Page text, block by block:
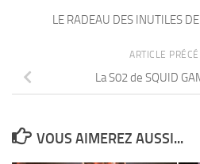
LE RADEAU DES INUTILES
ARTICLE
La S02 de SQUID
VOUS AIMEREZ AUSSI...